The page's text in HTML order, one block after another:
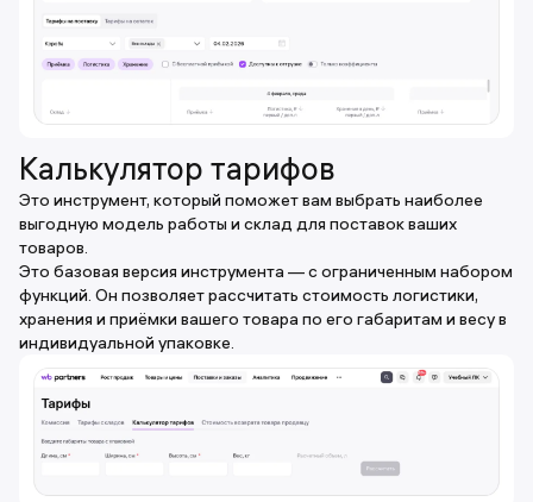
Калькулятор тарифов
Это инструмент, который поможет вам выбрать наиболее
выгодную модель работы и склад для поставок ваших
товаров.
Это базовая версия инструмента — с ограниченным набором
функций. Он позволяет рассчитать стоимость логистики,
хранения и приёмки вашего товара по его габаритам и весу в
индивидуальной упаковке.